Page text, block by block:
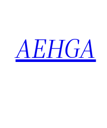
contenido
AEHGA